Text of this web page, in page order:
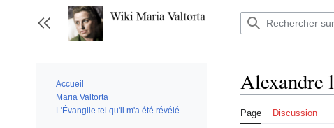
contenu
Afficher / masquer la barre latérale
Accueil
Maria Valtorta
L'Évangile tel qu'il m'a été révélé
Alexandre
Page Discussion